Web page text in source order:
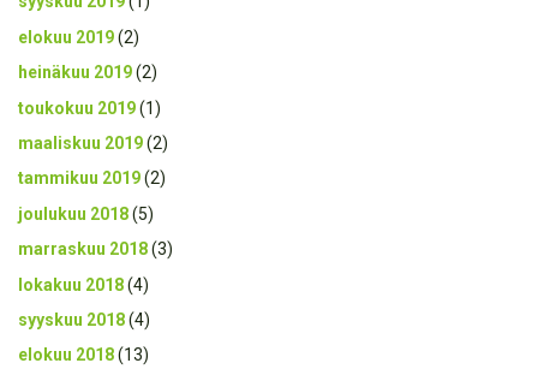
elokuu 2019(2)
heinäkuu 2019(2)
toukokuu 2019(1)
maaliskuu 2019(2)
tammikuu 2019(2)
joulukuu 2018(5)
marraskuu 2018(3)
lokakuu 2018(4)
syyskuu 2018(4)
elokuu 2018(13)